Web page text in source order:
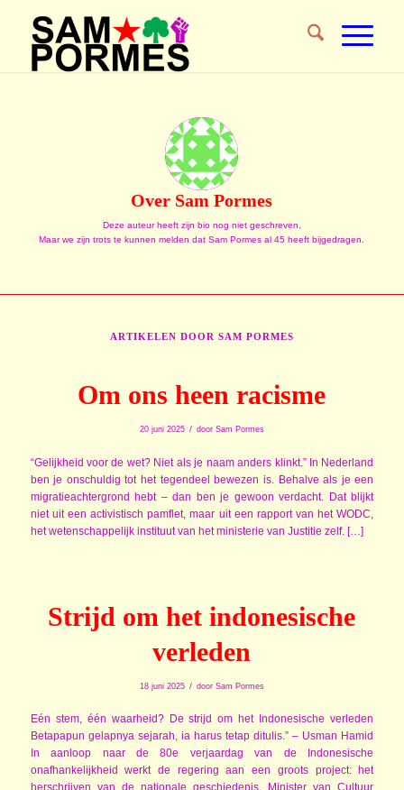
Over Sam Pormes
Deze auteur heeft zijn bio nog niet geschreven.
Maar we zijn trots te kunnen melden datSam Pormes al 45 heeft bijgedragen.
ARTIKELEN DOOR SAM PORMES
Om ons heen racisme
20 juni 2025 / door Sam Pormes
“Gelijkheid voor de wet? Niet als je naam anders klinkt.” In Nederland
ben je onschuldig tot het tegendeel bewezen is. Behalve als je een
migratieachtergrond hebt – dan ben je gewoon verdacht. Dat blijkt
niet uit een activistisch pamflet, maar uit een rapport van het WODC,
het wetenschappelijk instituut van het ministerie van Justitie zelf. […]
Strijd om het indonesische
verleden
18 juni 2025 / door Sam Pormes
Eén stem, één waarheid? De strijd om het Indonesische verleden
Betapapun gelapnya sejarah, ia harus tetap ditulis.” – Usman Hamid
In aanloop naar de 80e verjaardag van de Indonesische
onafhankelijkheid werkt de regering aan een groots project: het
herschrijven van de nationale geschiedenis. Minister van Cultuur